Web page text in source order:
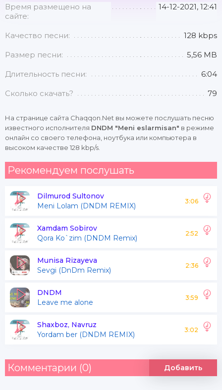
Время размещено на
сайте:
14-12-2021, 12:41
Качество песни: 128 kbps
Размер песни: 5,56 MB
Длительность песни: 6:04
Сколько скачать? 79
На странице сайта Chaqqon.Net вы можете послушать песню
известного исполнителя DNDM "Meni eslarmisan" в режиме
онлайн со своего телефона, ноутбука или компьютера в
высоком качестве 128 kbp/s.
Рекомендуем послушать
Dilmurod Sultonov
Meni Lolam (DNDM REMIX)
3:06
Xamdam Sobirov
Qora Ko`zim (DNDM Remix)
2:52
Munisa Rizayeva
Sevgi (DnDm Remix)
2:36
DNDM
Leave me alone
3:59
Shaxboz, Navruz
Yordam ber (DNDM REMIX)
3:02
Комментарии (0) Добавить